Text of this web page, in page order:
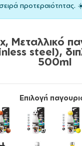
προτεραιότητας.
Μεταλλικό
steel),
500ml
Επιλογή